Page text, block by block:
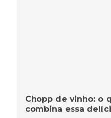
Chopp de vinho: o
combina essa